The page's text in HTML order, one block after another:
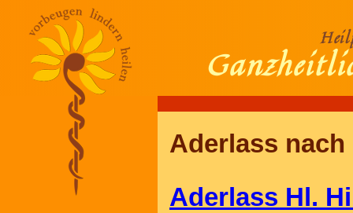
Aderlass
Aderlass Hl.